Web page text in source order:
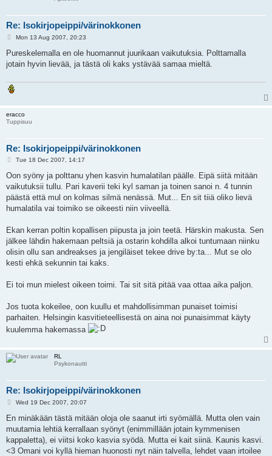
Re: Isokirjopeippi/värinokkonen
P
s
Mon 13 Aug 2007, 20:23
Pureskelemalla en ole huomannut juurikaan vaikutuksia. Polttamalla
jotain hyvin lievää, ja tästä oli kaks ystävää samaa mieltä.
eracco
Tuppisuu
Re: Isokirjopeippi/värinokkonen
P
s
Tue 18 Dec 2007, 14:17
Oon syöny ja polttanu yhen kasvin humalatilan päälle. Eipä siitä mitään
vaikutuksii tullu. Pari kaverii teki kyl saman ja toinen sanoi n. 4 tunnin
päästä että mul on kolmas silmä nenässä. Mut... En sit tiiä oliko lievä
humalatila vai toimiko se oikeesti niin viiveellä.
Ekan kerran poltin kopallisen piipusta ja join teetä. Härskin makusta. Sen
jälkee lähdin hakemaan peltsiä ja ostarin kohdilla alkoi tuntumaan niinku
olisin ollu san andreakses ja jengiläiset tekee drive by:ta... Mut se olo
kesti ehkä sekunnin tai kaks.
Ei toi mun mielest oikeen toimi. Tai sit sitä pitää vaa ottaa aika paljon.
Jos tuota kokeilee, oon kuullu et mahdollisimman punaiset toimisi
parhaiten. Helsingin kasvitieteellisestä on aina noi punaisimmat käyty
kuulemma hakemassa
RL
Psykonautti
Re: Isokirjopeippi/värinokkonen
P
s
Wed 19 Dec 2007, 20:07
En minäkään tästä mitään oloja ole saanut irti syömällä. Mutta olen vain
muutamia lehtiä kerrallaan syönyt (enimmillään jotain kymmenisen
kappaletta), ei viitsi koko kasvia syödä. Mutta ei kait siinä. Kaunis kasvi.
<3 Omani voi kyllä hieman huonosti nyt näin talvella, lehdet vaan irtoilee